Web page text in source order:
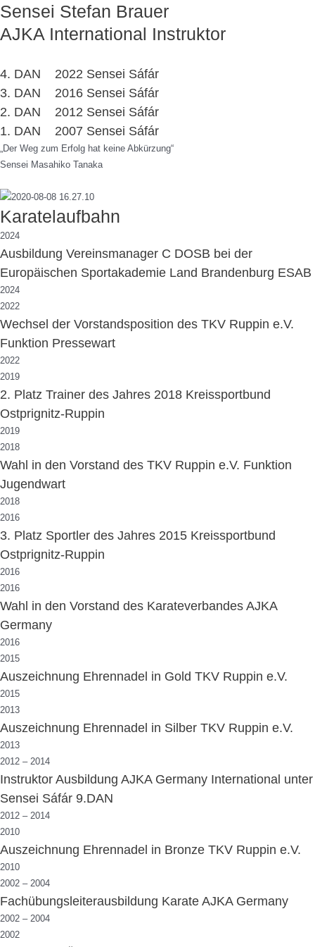
Sensei Stefan Brauer
AJKA International Instruktor
4. DAN 2022 Sensei Sáfár
3. DAN 2016 Sensei Sáfár
2. DAN 2012 Sensei Sáfár
1. DAN 2007 Sensei Sáfár
„Der Weg zum Erfolg hat keine Abkürzung“
Sensei Masahiko Tanaka
Karatelaufbahn
2024
Ausbildung Vereinsmanager C DOSB bei der
Europäischen Sportakademie Land Brandenburg ESAB
2024
2022
Wechsel der Vorstandsposition des TKV Ruppin e.V.
Funktion Pressewart
2022
2019
2. Platz Trainer des Jahres 2018 Kreissportbund
Ostprignitz-Ruppin
2019
2018
Wahl in den Vorstand des TKV Ruppin e.V. Funktion
Jugendwart
2018
2016
3. Platz Sportler des Jahres 2015 Kreissportbund
Ostprignitz-Ruppin
2016
2016
Wahl in den Vorstand des Karateverbandes AJKA
Germany
2016
2015
Auszeichnung Ehrennadel in Gold TKV Ruppin e.V.
2015
2013
Auszeichnung Ehrennadel in Silber TKV Ruppin e.V.
2013
2012 – 2014
Instruktor Ausbildung AJKA Germany International unter
Sensei Sáfár 9.DAN
2012 – 2014
2010
Auszeichnung Ehrennadel in Bronze TKV Ruppin e.V.
2010
2002 – 2004
Fachübungsleiterausbildung Karate AJKA Germany
2002 – 2004
2002